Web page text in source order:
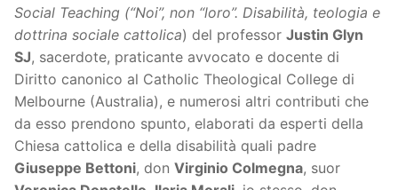
Social Teaching (“Noi”, non “loro”. Disabilità, teologia e
dottrina sociale cattolica) del professor Justin Glyn
SJ, sacerdote, praticante avvocato e docente di
Diritto canonico al Catholic Theological College di
Melbourne (Australia), e numerosi altri contributi che
da esso prendono spunto, elaborati da esperti della
Chiesa cattolica e della disabilità quali padre
Giuseppe Bettoni, don Virginio Colmegna, suor